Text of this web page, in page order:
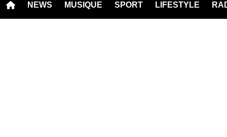
NEWS MUSIQUE SPORT LIFESTYLE